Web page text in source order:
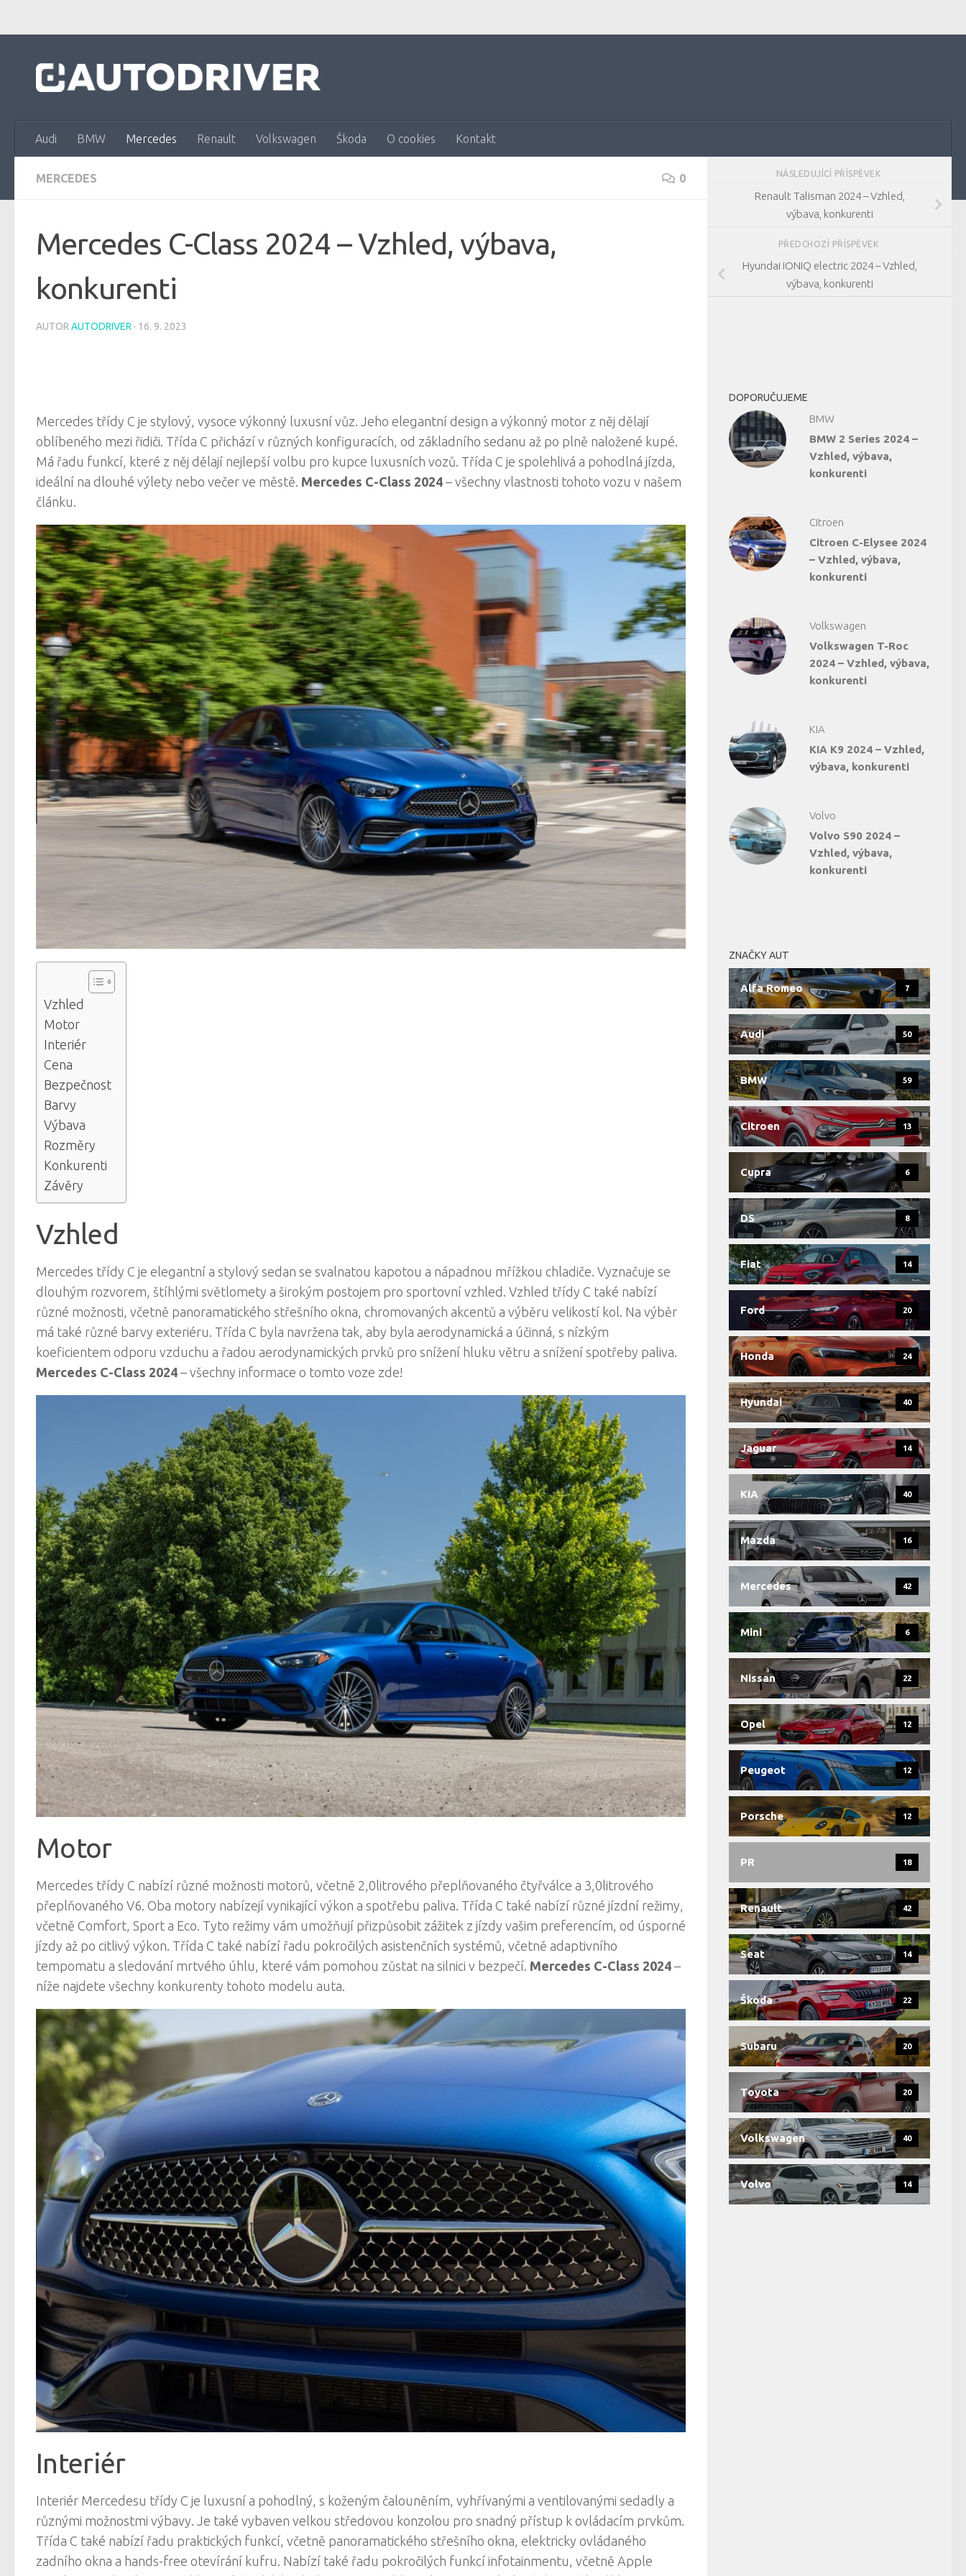
Audi BMW Mercedes Renault Volkswagen Škoda O cookies Kontakt
MERCEDES 0
Mercedes C-Class 2024 – Vzhled, výbava,
konkurenti
AUTOR AUTODRIVER · 16. 9. 2023
Mercedes třídy C je stylový, vysoce výkonný luxusní vůz. Jeho elegantní design a výkonný motor z něj dělají
oblíbeného mezi řidiči. Třída C přichází v různých konfiguracích, od základního sedanu až po plně naložené kupé.
Má řadu funkcí, které z něj dělají nejlepší volbu pro kupce luxusních vozů. Třída C je spolehlivá a pohodlná jízda,
ideální na dlouhé výlety nebo večer ve městě. Mercedes C-Class 2024 – všechny vlastnosti tohoto vozu v našem
článku.
Vzhled
Motor
Interiér
Cena
Bezpečnost
Barvy
Výbava
Rozměry
Konkurenti
Závěry
Vzhled
Mercedes třídy C je elegantní a stylový sedan se svalnatou kapotou a nápadnou mřížkou chladiče. Vyznačuje se
dlouhým rozvorem, štíhlými světlomety a širokým postojem pro sportovní vzhled. Vzhled třídy C také nabízí
různé možnosti, včetně panoramatického střešního okna, chromovaných akcentů a výběru velikostí kol. Na výběr
má také různé barvy exteriéru. Třída C byla navržena tak, aby byla aerodynamická a účinná, s nízkým
koeficientem odporu vzduchu a řadou aerodynamických prvků pro snížení hluku větru a snížení spotřeby paliva.
Mercedes C-Class 2024 – všechny informace o tomto voze zde!
Motor
Mercedes třídy C nabízí různé možnosti motorů, včetně 2,0litrového přeplňovaného čtyřválce a 3,0litrového
přeplňovaného V6. Oba motory nabízejí vynikající výkon a spotřebu paliva. Třída C také nabízí různé jízdní režimy,
včetně Comfort, Sport a Eco. Tyto režimy vám umožňují přizpůsobit zážitek z jízdy vašim preferencím, od úsporné
jízdy až po citlivý výkon. Třída C také nabízí řadu pokročilých asistenčních systémů, včetně adaptivního
tempomatu a sledování mrtvého úhlu, které vám pomohou zůstat na silnici v bezpečí. Mercedes C-Class 2024 –
níže najdete všechny konkurenty tohoto modelu auta.
Interiér
Interiér Mercedesu třídy C je luxusní a pohodlný, s koženým čalouněním, vyhřívanými a ventilovanými sedadly a
různými možnostmi výbavy. Je také vybaven velkou středovou konzolou pro snadný přístup k ovládacím prvkům.
Třída C také nabízí řadu praktických funkcí, včetně panoramatického střešního okna, elektricky ovládaného
zadního okna a hands-free otevírání kufru. Nabízí také řadu pokročilých funkcí infotainmentu, včetně Apple
NÁSLEDUJÍCÍ PŘÍSPĚVEK
Renault Talisman 2024 – Vzhled,
výbava, konkurenti
PŘEDCHOZÍ PŘÍSPĚVEK
Hyundai IONIQ electric 2024 – Vzhled,
výbava, konkurenti
DOPORUČUJEME
BMW
BMW 2 Series 2024 –
Vzhled, výbava,
konkurenti
Citroen
Citroen C-Elysee 2024
– Vzhled, výbava,
konkurenti
Volkswagen
Volkswagen T-Roc
2024 – Vzhled, výbava,
konkurenti
KIA
KIA K9 2024 – Vzhled,
výbava, konkurenti
Volvo
Volvo S90 2024 –
Vzhled, výbava,
konkurenti
ZNAČKY AUT
Alfa Romeo 7
Audi 50
BMW 59
Citroen 13
Cupra 6
DS 8
Fiat 14
Ford 20
Honda 24
Hyundai 40
Jaguar 14
KIA 40
Mazda 16
Mercedes 42
Mini 6
Nissan 22
Opel 12
Peugeot 12
Porsche 12
PR 18
Renault 42
Seat 14
Škoda 22
Subaru 20
Toyota 20
Volkswagen 40
Volvo 14